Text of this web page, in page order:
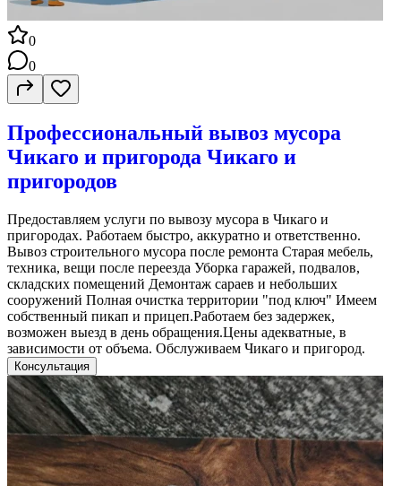
0
0
Профессиональный вывоз мусора
Чикаго и пригорода Чикаго и
пригородов
Предоставляем услуги по вывозу мусора в Чикаго и
пригородах. Работаем быстро, аккуратно и ответственно.
Вывоз строительного мусора после ремонта Старая мебель,
техника, вещи после переезда Уборка гаражей, подвалов,
складских помещений Демонтаж сараев и небольших
сооружений Полная очистка территории "под ключ" Имеем
собственный пикап и прицеп.Работаем без задержек,
возможен выезд в день обращения.Цены адекватные, в
зависимости от объема. Обслуживаем Чикаго и пригород.
Консультация